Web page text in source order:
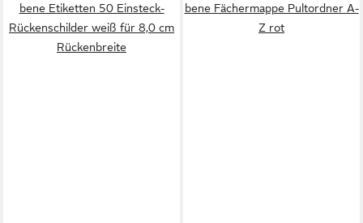
bene Etiketten 50 Einsteck-
Rückenschilder weiß für 8,0 cm
Rückenbreite
bene Fächermappe Pultordner A-
Z rot